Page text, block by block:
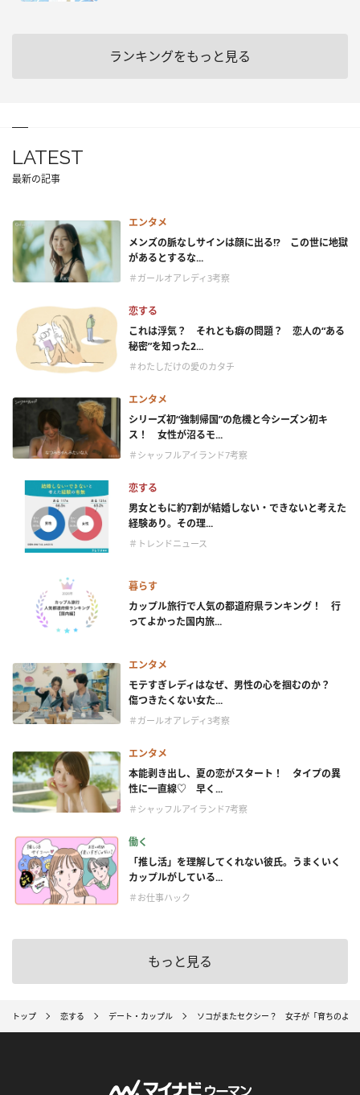
ランキングをもっと見る
LATEST
最新の記事
エンタメ
メンズの脈なしサインは顔に出る!? この世に地獄
があるとするな...
＃ガールオアレディ3考察
恋する
これは浮気？ それとも癖の問題？ 恋人の“ある
秘密”を知った2...
＃わたしだけの愛のカタチ
エンタメ
シリーズ初“強制帰国”の危機と今シーズン初キ
ス！ 女性が沼るモ...
＃シャッフルアイランド7考察
恋する
男女ともに約7割が結婚しない・できないと考えた
経験あり。その理...
＃トレンドニュース
暮らす
カップル旅行で人気の都道府県ランキング！ 行
ってよかった国内旅...
エンタメ
モテすぎレディはなぜ、男性の心を掴むのか？
傷つきたくない女た...
＃ガールオアレディ3考察
エンタメ
本能剥き出し、夏の恋がスタート！ タイプの異
性に一直線♡ 早く...
＃シャッフルアイランド7考察
働く
「推し活」を理解してくれない彼氏。うまくいく
カップルがしている...
＃お仕事ハック
もっと見る
トップ 恋する デート・カップル ソコがまたセクシー？ 女子が「育ちのよさ